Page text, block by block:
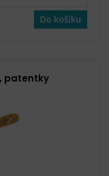
Do košíku
patentky